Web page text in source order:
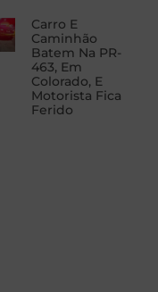
Carro E
Caminhão
Batem Na PR-
463, Em
Colorado, E
Motorista Fica
Ferido